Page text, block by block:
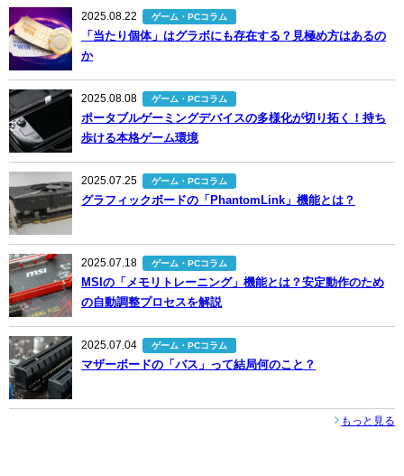
2025.08.22 ゲーム・PCコラム
「当たり個体」はグラボにも存在する？見極め方はあるの
か
2025.08.08 ゲーム・PCコラム
ポータブルゲーミングデバイスの多様化が切り拓く！持ち
歩ける本格ゲーム環境
2025.07.25 ゲーム・PCコラム
グラフィックボードの「PhantomLink」機能とは？
2025.07.18 ゲーム・PCコラム
MSIの「メモリトレーニング」機能とは？安定動作のため
の自動調整プロセスを解説
2025.07.04 ゲーム・PCコラム
マザーボードの「バス」って結局何のこと？
もっと見る